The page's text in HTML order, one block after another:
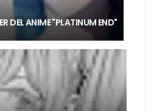
DEL ANIME "PLATINUM END"